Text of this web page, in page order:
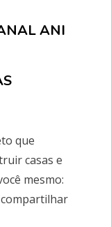
ANI
que
casas e
mesmo:
compartilhar